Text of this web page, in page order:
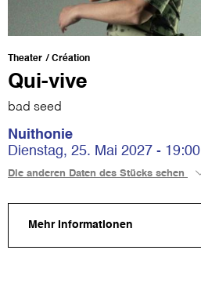
Theater Création
Qui-vive
bad seed
Nuithonie
Dienstag, 25. Mai 2027 - 19:00
Die anderen Daten des Stücks sehen
Mehr Informationen